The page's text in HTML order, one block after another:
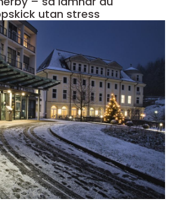
utan stress